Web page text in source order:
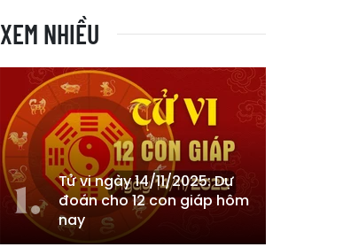
XEM NHIỀU
Tử vi ngày 14/11/2025: Dự
đoán cho 12 con giáp hôm
nay